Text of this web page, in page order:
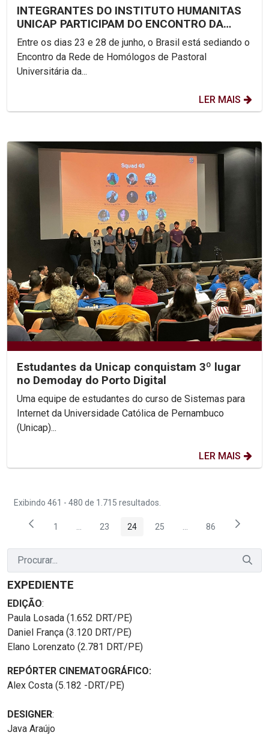
INTEGRANTES DO INSTITUTO HUMANITAS
UNICAP PARTICIPAM DO ENCONTRO DA
REDE DE PASTORAL...
Entre os dias 23 e 28 de junho, o Brasil está sediando o
Encontro da Rede de Homólogos de Pastoral
Universitária da...
LER MAIS
Estudantes da Unicap conquistam 3º lugar
no Demoday do Porto Digital
Uma equipe de estudantes do curso de Sistemas para
Internet da Universidade Católica de Pernambuco
(Unicap)...
LER MAIS
Exibindo 461 - 480 de 1.715 resultados.
Página
1 Páginas intermediárias Usar ABA para navegar.
Página
23 Página
24 Página
25 PáginasPágina
86
EXPEDIENTE
EDIÇÃO:
Paula Losada (1.652 DRT/PE)
Daniel França (3.120 DRT/PE)
Elano Lorenzato (2.781 DRT/PE)
REPÓRTER CINEMATOGRÁFICO:
Alex Costa (5.182 -DRT/PE)
DESIGNER:
Java Araújo